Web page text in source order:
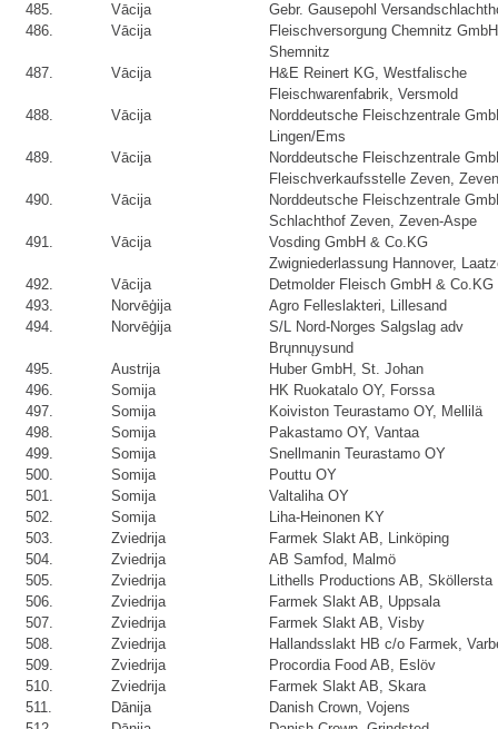
485.
Vācija
Gebr. Gausepohl
486.
Vācija
Fleischversorgung Chemnitz
Shemnitz
487.
Vācija
H&E Reinert KG, Westfalische
Fleischwarenfabrik, Versmold
488.
Vācija
Norddeutsche Fleischzentrale
Lingen/Ems
489.
Vācija
Norddeutsche Fleischzentrale
Fleischverkaufsstelle Zeven,
490.
Vācija
Norddeutsche Fleischzentrale
Schlachthof Zeven, Zeven-Aspe
491.
Vācija
Vosding GmbH & Co.KG
Zwigniederlassung Hannover,
492.
Vācija
Detmolder Fleisch GmbH & Co.KG
493.
Norvēģija
Agro Felleslakteri, Lillesand
494.
Norvēģija
S/L Nord-Norges Salgslag adv
Brųnnųysund
495.
Austrija
Huber GmbH, St. Johan
496.
Somija
HK Ruokatalo OY, Forssa
497.
Somija
Koiviston Teurastamo OY, Mellilä
498.
Somija
Pakastamo OY, Vantaa
499.
Somija
Snellmanin Teurastamo OY
500.
Somija
Pouttu OY
501.
Somija
Valtaliha OY
502.
Somija
Liha-Heinonen KY
503.
Zviedrija
Farmek Slakt AB, Linköping
504.
Zviedrija
AB Samfod, Malmö
505.
Zviedrija
Lithells Productions AB, Sköllersta
506.
Zviedrija
Farmek Slakt AB, Uppsala
507.
Zviedrija
Farmek Slakt AB, Visby
508.
Zviedrija
Hallandsslakt HB c/o Farmek,
509.
Zviedrija
Procordia Food AB, Eslöv
510.
Zviedrija
Farmek Slakt AB, Skara
511.
Dānija
Danish Crown, Vojens